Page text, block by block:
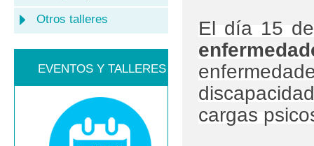
Otros talleres
EVENTOS Y TALLERES
El día 15
cargas